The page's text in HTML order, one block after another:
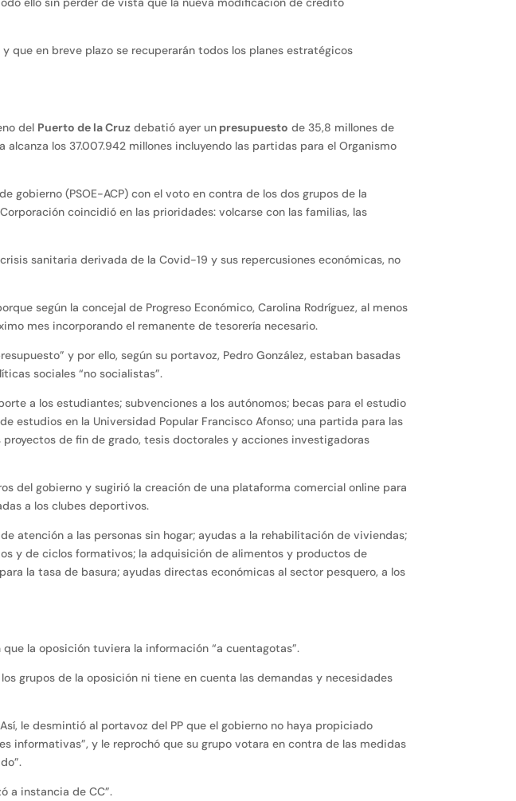
en breve plazo se recuperarán todos los planes estratégicos
del Puerto de la Cruz debatió ayer un presupuesto de 35,8 millones de
los 37.007.942 millones incluyendo las partidas para el Organismo
(PSOE-ACP) con el voto en contra de los dos grupos de la
coincidió en las prioridades: volcarse con las familias, las
sanitaria derivada de la Covid-19 y sus repercusiones económicas, no
según la concejal de Progreso Económico, Carolina Rodríguez, al menos
mes incorporando el remanente de tesorería necesario.
y por ello, según su portavoz, Pedro González, estaban basadas
sociales “no socialistas”.
a los estudiantes; subvenciones a los autónomos; becas para el estudio
estudios en la Universidad Popular Francisco Afonso; una partida para las
de fin de grado, tesis doctorales y acciones investigadoras
del gobierno y sugirió la creación de una plataforma comercial online para
a los clubes deportivos.
atención a las personas sin hogar; ayudas a la rehabilitación de viviendas;
y de ciclos formativos; la adquisición de alimentos y productos de
la tasa de basura; ayudas directas económicas al sector pesquero, a los
la oposición tuviera la información “a cuentagotas”.
grupos de la oposición ni tiene en cuenta las demandas y necesidades
le desmintió al portavoz del PP que el gobierno no haya propiciado
informativas”, y le reprochó que su grupo votara en contra de las medidas
a instancia de CC”.